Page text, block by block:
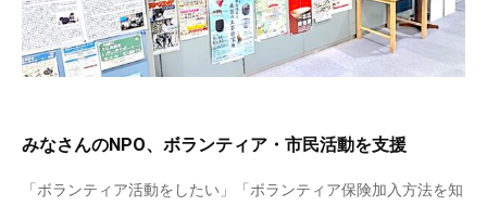
みなさんのNPO、ボランティア・市民活動を支援
「ボランティア活動をしたい」「ボランティア保険加入方法を知